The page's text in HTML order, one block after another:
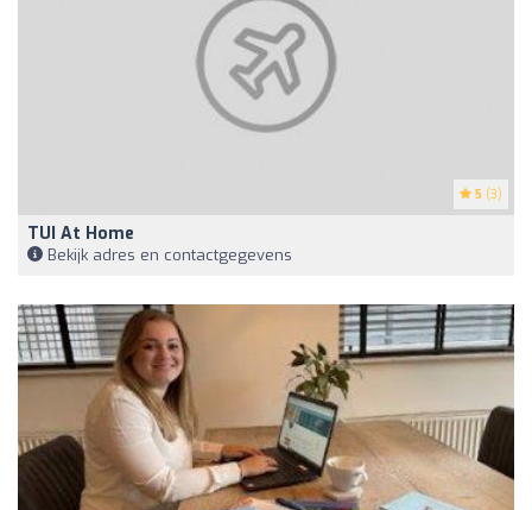
5 (3)
TUI At Home
Bekijk adres en contactgegevens